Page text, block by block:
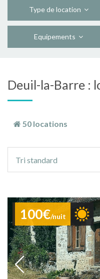
Type de location
Equipements
Deuil-la-Barre :
50 locations
tri
Tri standard
100€/nuit